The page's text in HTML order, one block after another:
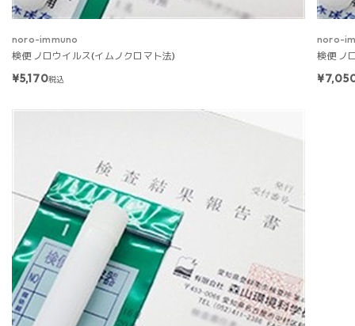
noro-immuno
検便 ノロウイルス(イムノクロマト法)
¥5,170税込
noro-
検便 ノ